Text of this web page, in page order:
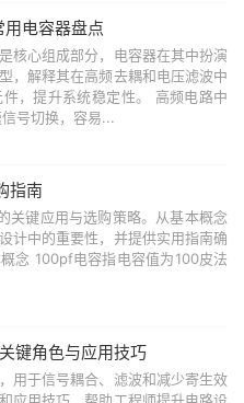
电容器盘点
核心组成部分，电容器在其中扮演
，解释其在高频去耦和电压滤波中
，提升系统稳定性。 高频电路中
号切换，容易...
指南
关键应用与选购策略。从基本概念
计中的重要性，并提供实用指南确
念 100pf电容指电容值为100皮法
键角色与应用技巧
用于信号耦合、滤波和减少寄生效